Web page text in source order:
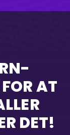
AT
DET!